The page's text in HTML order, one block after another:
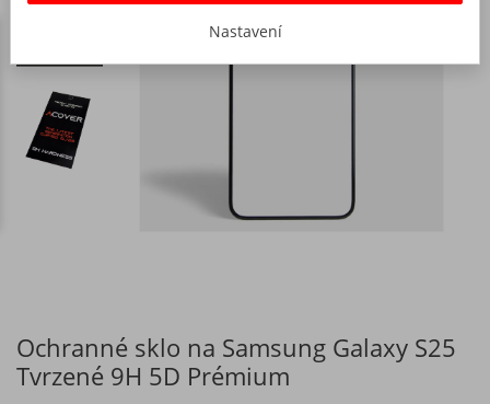
Ochranné sklo na Samsung Galaxy S25
Tvrzené 9H 5D Prémium
Nastavení